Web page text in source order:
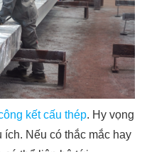
kết cấu thép. Hy vọng
Nếu có thắc mắc hay